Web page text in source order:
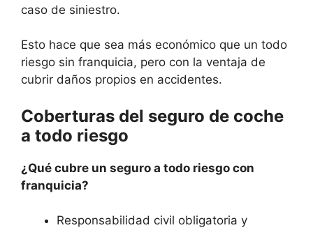
caso de siniestro.
Esto hace que sea más económico que un todo
riesgo sin franquicia, pero con la ventaja de
cubrir daños propios en accidentes.
Coberturas del seguro de coche
a todo riesgo
¿Qué cubre un seguro a todo riesgo con
franquicia?
Responsabilidad civil obligatoria y